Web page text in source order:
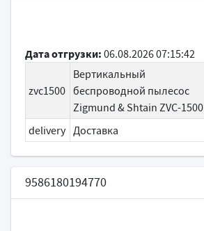
Дата отгрузки: 06.08.2026 07:15:42
zvc1500
Вертикальный
беспроводной пылесос
Zigmund & Shtain ZVC-1500
delivery Доставка
9586180194770